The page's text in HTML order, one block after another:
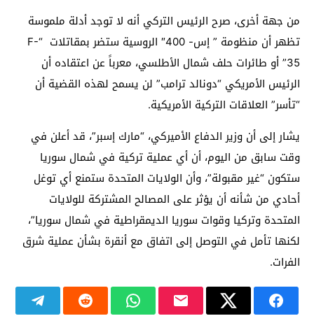
من جهة أخرى، صرح الرئيس التركي أنه لا توجد أدلة ملموسة
تظهر أن منظومة ” إس- 400″ الروسية ستضر بمقاتلات “F-
35” أو طائرات حلف شمال الأطلسي، معرباً عن اعتقاده أن
الرئيس الأمريكي “دونالد ترامب” لن يسمح لهذه القضية أن
“تأسر” العلاقات التركية الأمريكية.
يشار إلى أن وزير الدفاع الأميركي، “مارك إسبر”، قد أعلن في
وقت سابق من اليوم، أن أي عملية تركية في شمال سوريا
ستكون “غير مقبولة”، وأن الولايات المتحدة ستمنع أي توغل
أحادي من شأنه أن يؤثر على المصالح المشتركة للولايات
المتحدة وتركيا وقوات سوريا الديمقراطية في شمال سوريا”،
لكنها تأمل في التوصل إلى اتفاق مع أنقرة بشأن عملية شرق
الفرات.